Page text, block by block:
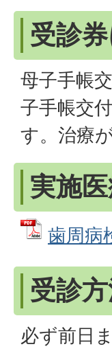
受診
母子手帳
子手帳交
す。治療
実施
歯周病
受診
必ず前日